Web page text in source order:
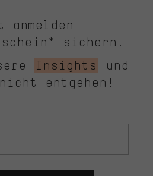
anmelden
sichern.
Insights
und
entgehen!